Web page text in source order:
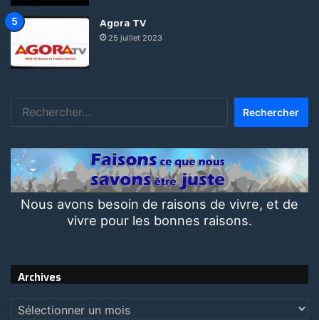
Agora TV
25 juillet 2023
Nous avons besoin de raisons de vivre, et de
vivre pour les bonnes raisons.
Archives
Archives